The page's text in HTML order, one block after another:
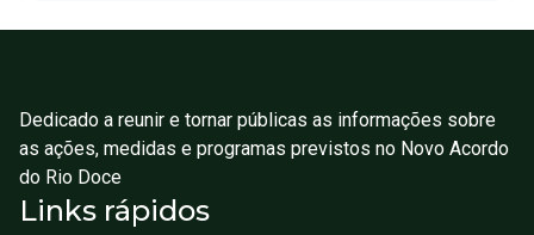
Dedicado a reunir e tornar públicas as informações sobre
as ações, medidas e programas previstos no Novo Acordo
do Rio Doce
Links rápidos